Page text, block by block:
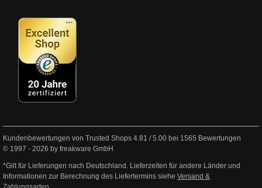
Kundenbewertungen von Trusted Shops 4.81 /5.00 bei 1565 Bewertungen
© 1997 - 2026 by freakware GmbH
*Gilt für Lieferungen nach Deutschland. Lieferzeiten für andere Länder und
Informationen zur Berechnung des Liefertermins siehe Versand &